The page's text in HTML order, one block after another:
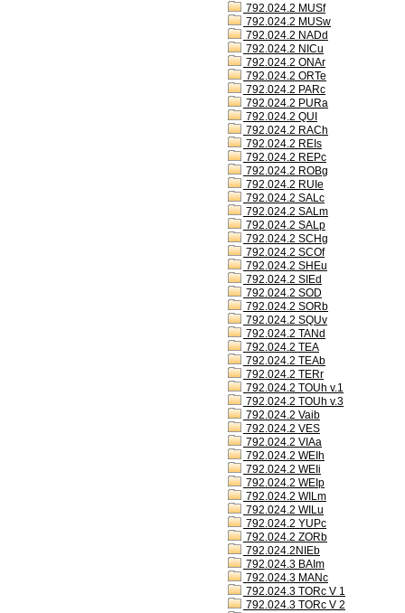
792.024.2 MUSf
792.024.2 MUSw
792.024.2 NADd
792.024.2 NICu
792.024.2 ONAr
792.024.2 ORTe
792.024.2 PARc
792.024.2 PURa
792.024.2 QUI
792.024.2 RACh
792.024.2 REIs
792.024.2 REPc
792.024.2 ROBg
792.024.2 RUIe
792.024.2 SALc
792.024.2 SALm
792.024.2 SALp
792.024.2 SCHg
792.024.2 SCOf
792.024.2 SHEu
792.024.2 SIEd
792.024.2 SOD
792.024.2 SORb
792.024.2 SQUv
792.024.2 TANd
792.024.2 TEA
792.024.2 TEAb
792.024.2 TERr
792.024.2 TOUh v.1
792.024.2 TOUh v.3
792.024.2 Vaib
792.024.2 VES
792.024.2 VIAa
792.024.2 WEIh
792.024.2 WEIi
792.024.2 WEIp
792.024.2 WILm
792.024.2 WILu
792.024.2 YUPc
792.024.2 ZORb
792.024.2NIEb
792.024.3 BAIm
792.024.3 MANc
792.024.3 TORc V 1
792.024.3 TORc V 2